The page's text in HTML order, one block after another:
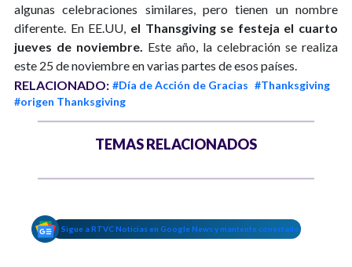
algunas celebraciones similares, pero tienen un nombre
diferente. En EE.UU, el Thansgiving se festeja el cuarto
jueves de noviembre. Este año, la celebración se realiza
este 25 de noviembre en varias partes de esos países.
RELACIONADO: #Día de Acción de Gracias #Thanksgiving
#origen Thanksgiving
TEMAS RELACIONADOS
Sigue a RTVC Noticias en Google News y mantente conectado